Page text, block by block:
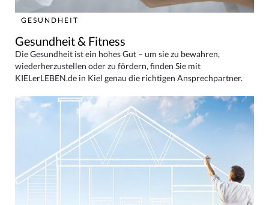
GESUNDHEIT
Gesundheit & Fitness
Die Gesundheit ist ein hohes Gut – um sie zu bewahren,
wiederherzustellen oder zu fördern, finden Sie mit
KIELerLEBEN.de in Kiel genau die richtigen Ansprechpartner.